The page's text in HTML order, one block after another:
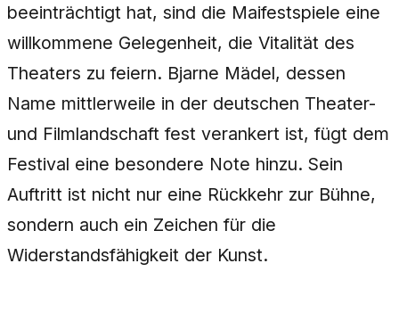
beeinträchtigt hat, sind die Maifestspiele eine
willkommene Gelegenheit, die Vitalität des
Theaters zu feiern. Bjarne Mädel, dessen
Name mittlerweile in der deutschen Theater-
und Filmlandschaft fest verankert ist, fügt dem
Festival eine besondere Note hinzu. Sein
Auftritt ist nicht nur eine Rückkehr zur Bühne,
sondern auch ein Zeichen für die
Widerstandsfähigkeit der Kunst.